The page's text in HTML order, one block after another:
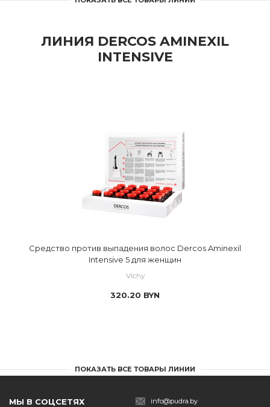
ЛИНИЯ DERCOS AMINEXIL
INTENSIVE
Средство против выпадения волос Dercos Aminexil
Intensive 5 для женщин
Vichy
320.20 BYN
ПОКАЗАТЬ ВСЕ ТОВАРЫ ЛИНИИ
МЫ В СОЦСЕТЯХ info@pudra.by